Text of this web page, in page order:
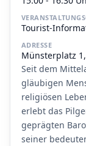
Tourist-
ADRESSE
Münsterplatz
Seit dem
gläubigen
religiösen
erlebt das
geprägten
seiner